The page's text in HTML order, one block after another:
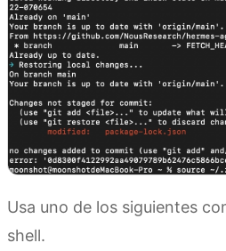
Usa uno de los siguientes
shell.